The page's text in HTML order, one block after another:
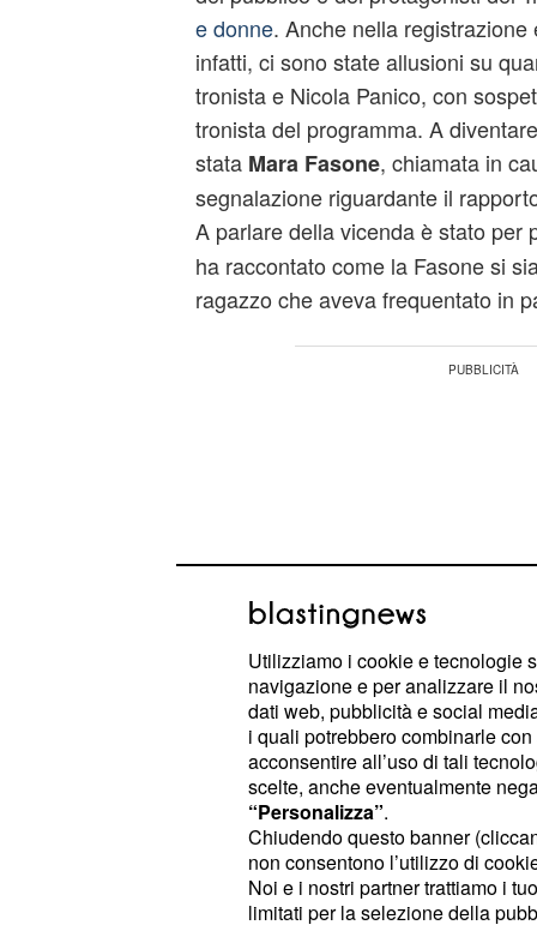
e donne. Anche nella
infatti, ci sono state allusioni su
tronista e Nicola Panico, con
tronista del programma. A
stata Mara Fasone, chiamata in
segnalazione riguardante il
A parlare della vicenda è stato per
ha raccontato come la Fasone si
ragazzo che aveva frequentato in
Tale sospetto ha reso necessario
spiegazione della diretta
aveva informato anche Maria De
Utilizziamo i cookie e tecnologie
navigazione e per analizzare il
dati web, pubblicità e social
i quali potrebbero combinarle
acconsentire all’uso di tali
scelte, anche eventualmente
“Personalizza”.
Chiudendo questo banner
non consentono l’utilizzo di
Noi e i nostri partner trattiamo i
limitati per la selezione della